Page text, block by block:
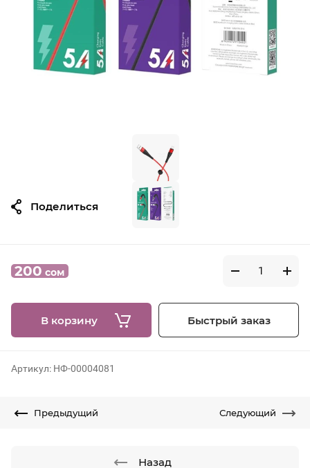
200 сом
В корзину Быстрый заказ
Артикул: НФ-00004081
Поделиться
Предыдущий Следующий
Назад